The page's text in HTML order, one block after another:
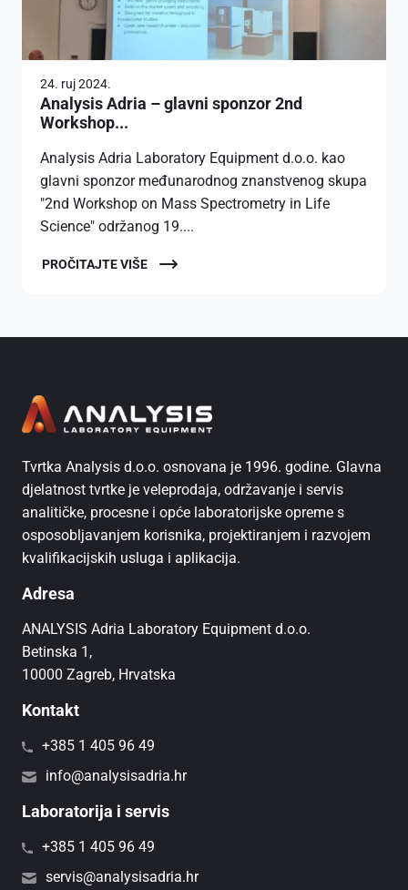
24. ruj 2024.
Analysis Adria – glavni sponzor 2nd
Workshop...
Analysis Adria Laboratory Equipment d.o.o. kao
glavni sponzor međunarodnog znanstvenog skupa
"2nd Workshop on Mass Spectrometry in Life
Science" održanog 19....
PROČITAJTE VIŠE
Tvrtka Analysis d.o.o. osnovana je 1996. godine. Glavna
djelatnost tvrtke je veleprodaja, održavanje i servis
analitičke, procesne i opće laboratorijske opreme s
osposobljavanjem korisnika, projektiranjem i razvojem
kvalifikacijskih usluga i aplikacija.
Adresa
ANALYSIS Adria Laboratory Equipment d.o.o.
Betinska 1,
10000 Zagreb, Hrvatska
Kontakt
+385 1 405 96 49
info@analysisadria.hr
Laboratorija i servis
+385 1 405 96 49
servis@analysisadria.hr